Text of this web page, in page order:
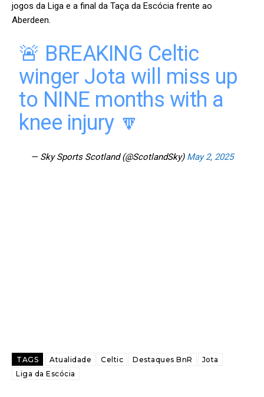
jogos da Liga e a final da Taça da Escócia frente ao
Aberdeen.
🚨 BREAKING Celtic
winger Jota will miss up
to NINE months with a
knee injury 🔽
— Sky Sports Scotland (@ScotlandSky) May 2, 2025
TAGS Atualidade Celtic Destaques BnR
Jota
Liga da Escócia